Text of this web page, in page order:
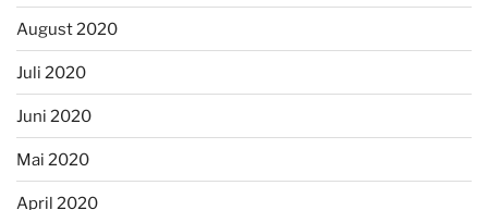
August 2020
Juli 2020
Juni 2020
Mai 2020
April 2020